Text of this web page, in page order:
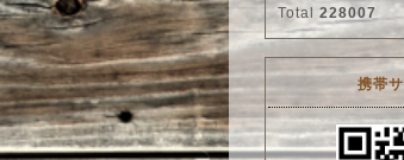
Total 228007
携帯